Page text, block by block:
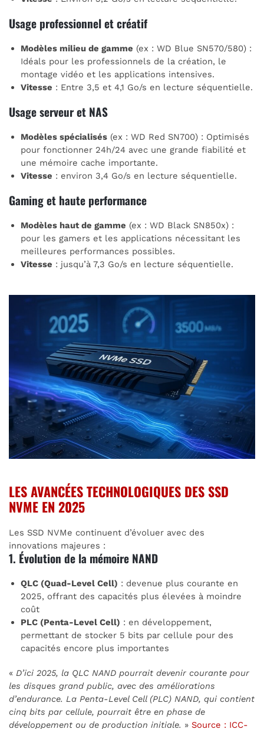
Usage professionnel et créatif
Modèles milieu de gamme (ex : WD Blue SN570/580) :
Idéals pour les professionnels de la création, le
montage vidéo et les applications intensives.
Vitesse : Entre 3,5 et 4,1 Go/s en lecture séquentielle.
Usage serveur et NAS
Modèles spécialisés (ex : WD Red SN700) : Optimisés
pour fonctionner 24h/24 avec une grande fiabilité et
une mémoire cache importante.
Vitesse : environ 3,4 Go/s en lecture séquentielle.
Gaming et haute performance
Modèles haut de gamme (ex : WD Black SN850x) :
pour les gamers et les applications nécessitant les
meilleures performances possibles.
Vitesse : jusqu’à 7,3 Go/s en lecture séquentielle.
LES AVANCÉES TECHNOLOGIQUES DES SSD
NVME EN 2025
Les SSD NVMe continuent d’évoluer avec des
innovations majeures :
1. Évolution de la mémoire NAND
QLC (Quad-Level Cell) : devenue plus courante en
2025, offrant des capacités plus élevées à moindre
coût
PLC (Penta-Level Cell) : en développement,
permettant de stocker 5 bits par cellule pour des
capacités encore plus importantes
« D’ici 2025, la QLC NAND pourrait devenir courante pour
les disques grand public, avec des améliorations
d’endurance. La Penta-Level Cell (PLC) NAND, qui contient
cinq bits par cellule, pourrait être en phase de
développement ou de production initiale. » Source : ICC-